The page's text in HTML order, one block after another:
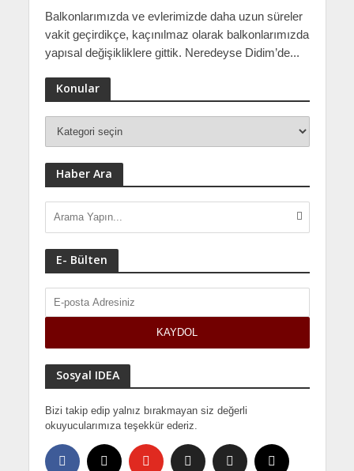
Balkonlarımızda ve evlerimizde daha uzun süreler
vakit geçirdikçe, kaçınılmaz olarak balkonlarımızda
yapısal değişikliklere gittik. Neredeyse Didim’de...
Konular
Haber Ara
E- Bülten
Sosyal IDEA
Bizi takip edip yalnız bırakmayan siz değerli
okuyucularımıza teşekkür ederiz.